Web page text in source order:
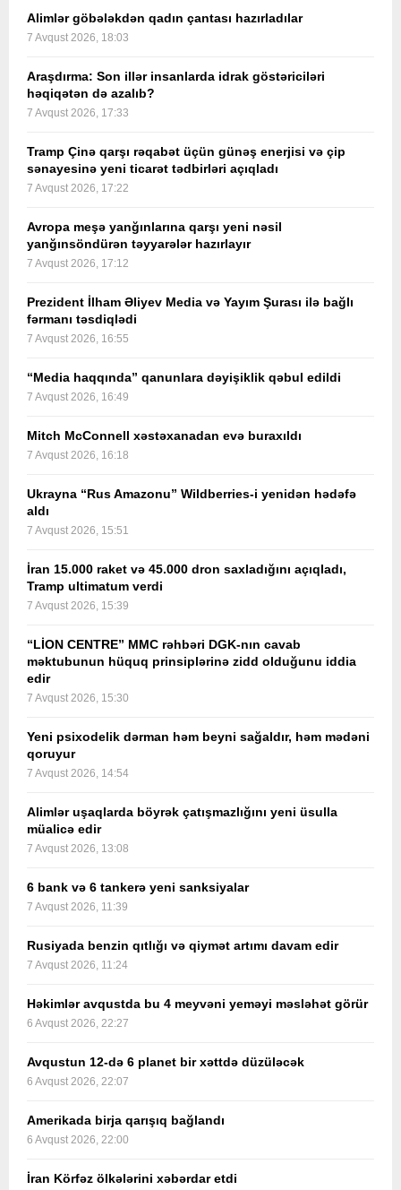
Alimlər göbələkdən qadın çantası hazırladılar
7 Avqust 2026, 18:03
Araşdırma: Son illər insanlarda idrak göstəriciləri
həqiqətən də azalıb?
7 Avqust 2026, 17:33
Tramp Çinə qarşı rəqabət üçün günəş enerjisi və çip
sənayesinə yeni ticarət tədbirləri açıqladı
7 Avqust 2026, 17:22
Avropa meşə yanğınlarına qarşı yeni nəsil
yanğınsöndürən təyyarələr hazırlayır
7 Avqust 2026, 17:12
Prezident İlham Əliyev Media və Yayım Şurası ilə bağlı
fərmanı təsdiqlədi
7 Avqust 2026, 16:55
“Media haqqında” qanunlara dəyişiklik qəbul edildi
7 Avqust 2026, 16:49
Mitch McConnell xəstəxanadan evə buraxıldı
7 Avqust 2026, 16:18
Ukrayna “Rus Amazonu” Wildberries-i yenidən hədəfə
aldı
7 Avqust 2026, 15:51
İran 15.000 raket və 45.000 dron saxladığını açıqladı,
Tramp ultimatum verdi
7 Avqust 2026, 15:39
“LİON CENTRE” MMC rəhbəri DGK-nın cavab
məktubunun hüquq prinsiplərinə zidd olduğunu iddia
edir
7 Avqust 2026, 15:30
Yeni psixodelik dərman həm beyni sağaldır, həm mədəni
qoruyur
7 Avqust 2026, 14:54
Alimlər uşaqlarda böyrək çatışmazlığını yeni üsulla
müalicə edir
7 Avqust 2026, 13:08
6 bank və 6 tankerə yeni sanksiyalar
7 Avqust 2026, 11:39
Rusiyada benzin qıtlığı və qiymət artımı davam edir
7 Avqust 2026, 11:24
Həkimlər avqustda bu 4 meyvəni yeməyi məsləhət görür
6 Avqust 2026, 22:27
Avqustun 12-də 6 planet bir xəttdə düzüləcək
6 Avqust 2026, 22:07
Amerikada birja qarışıq bağlandı
6 Avqust 2026, 22:00
İran Körfəz ölkələrini xəbərdar etdi